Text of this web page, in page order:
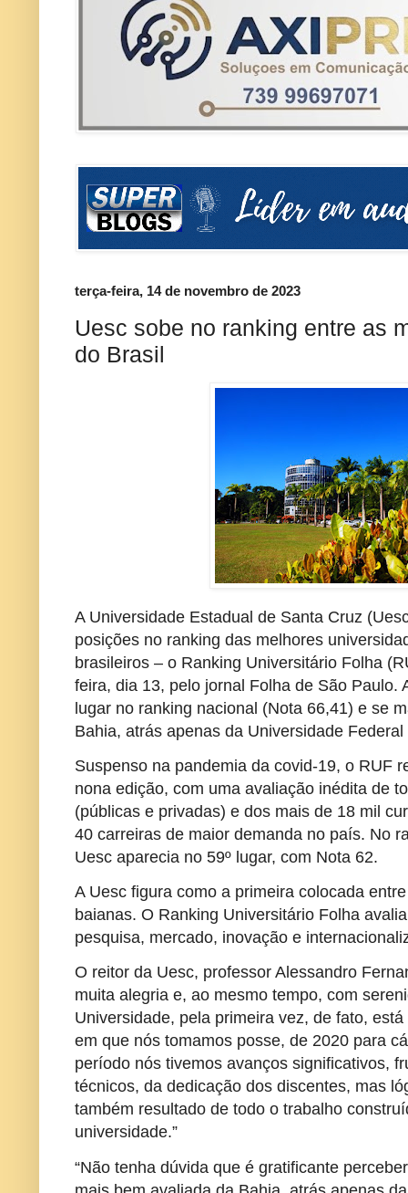
terça-feira, 14 de novembro de 2023
Uesc sobe no ranking entre as
do Brasil
A Universidade Estadual de Santa Cruz
posições no ranking das melhores
brasileiros – o Ranking Universitário Folha
feira, dia 13, pelo jornal Folha de São Paulo.
lugar no ranking nacional (Nota 66,41) e se
Bahia, atrás apenas da Universidade
Suspenso na pandemia da covid-19, o RUF
nona edição, com uma avaliação inédita de
(públicas e privadas) e dos mais de 18 mil
40 carreiras de maior demanda no país. No
Uesc aparecia no 59º lugar, com Nota 62.
A Uesc figura como a primeira colocada
baianas. O Ranking Universitário Folha
pesquisa, mercado, inovação e
O reitor da Uesc, professor Alessandro
muita alegria e, ao mesmo tempo, com
Universidade, pela primeira vez, de fato,
em que nós tomamos posse, de 2020 para
período nós tivemos avanços significativos,
técnicos, da dedicação dos discentes, mas
também resultado de todo o trabalho
universidade.”
“Não tenha dúvida que é gratificante